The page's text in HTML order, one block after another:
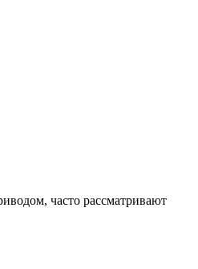
часто рассматривают